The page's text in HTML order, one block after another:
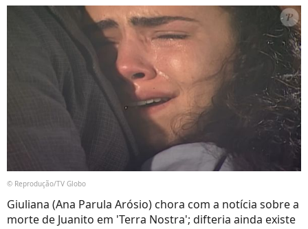
© Reprodução/TV Globo
Giuliana (Ana Parula Arósio) chora com a notícia sobre a
morte de Juanito em 'Terra Nostra'; difteria ainda existe